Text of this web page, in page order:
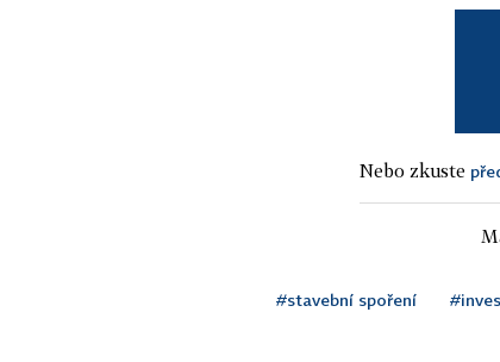
Nebo zkuste
#stavební spoření